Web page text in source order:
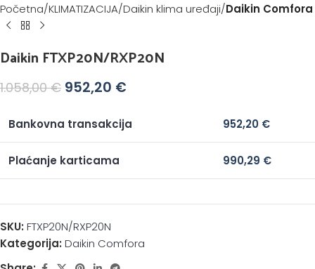
Početna KLIMATIZACIJA Daikin klima uređaji Daikin Comfora
Daikin FTXP20N/RXP20N
1.058,00€ 952,20 €
Bankovna transakcija 952,20 €
Plaćanje karticama 990,29 €
SKU: FTXP20N/RXP20N
Kategorija: Daikin Comfora